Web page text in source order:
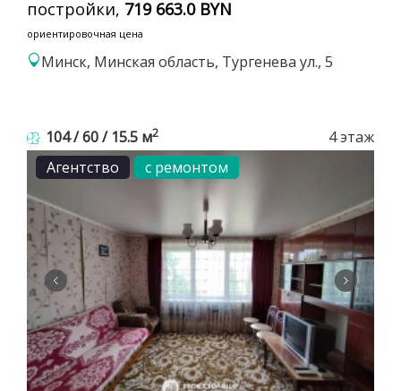
постройки, 719 663.0 BYN
ориентировочная цена
Минск, Минская область, Тургенева ул., 5
104 / 60 / 15.5 м2
4 этаж
Агентство
с ремонтом